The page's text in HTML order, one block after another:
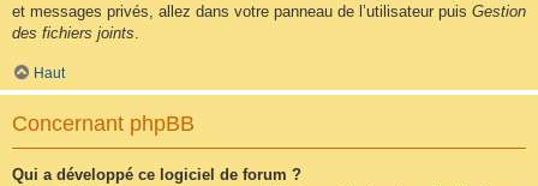
et messages privés, allez dans votre panneau de l’utilisateur puis Gestion
des fichiers joints
Haut
Concernant phpBB
Qui a développé ce logiciel de forum ?